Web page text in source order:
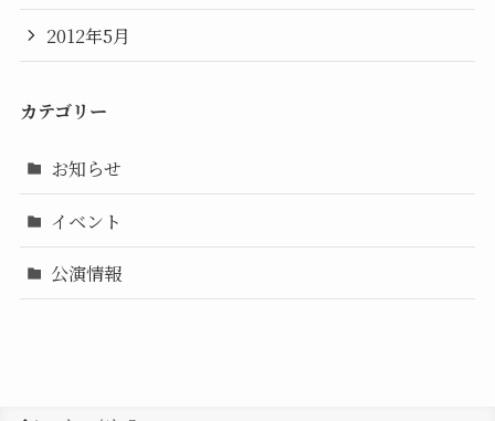
2012年5月
カテゴリー
お知らせ
イベント
公演情報